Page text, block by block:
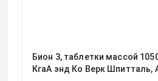
Бион 3, таблетки массой
КгаА энд Ко Верк Шпитталь,